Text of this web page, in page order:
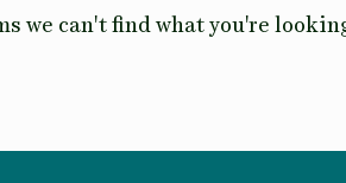
we can't find what you're